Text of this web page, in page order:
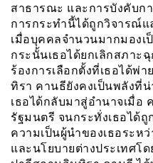
สาธารณะ และการบังคับก
การกระทำนี้ได้ถูกวิจารณ์แ
เมื่อบุคคลจำนวนมากมองเ
กระนั้นเธอได้ยกเลิกสภาะ
ร้องการเลือกตั้งที่เธอได้พ่
ทิรา คานธียังคงเป็นพลังที่น่
เธอได้กลับมาสู่อำนาจเมื่อ
รัฐมนตรี จนกระทั่งเธอได้
ความเป็นผู้นำของเธอระ
และนโยบายต่างประเทศโ